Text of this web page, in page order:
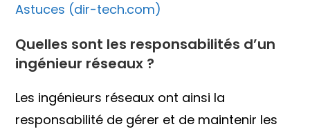
Astuces (dir-tech.com)
Quelles sont les responsabilités d’un
ingénieur réseaux ?
Les ingénieurs réseaux ont ainsi la
responsabilité de gérer et de maintenir les